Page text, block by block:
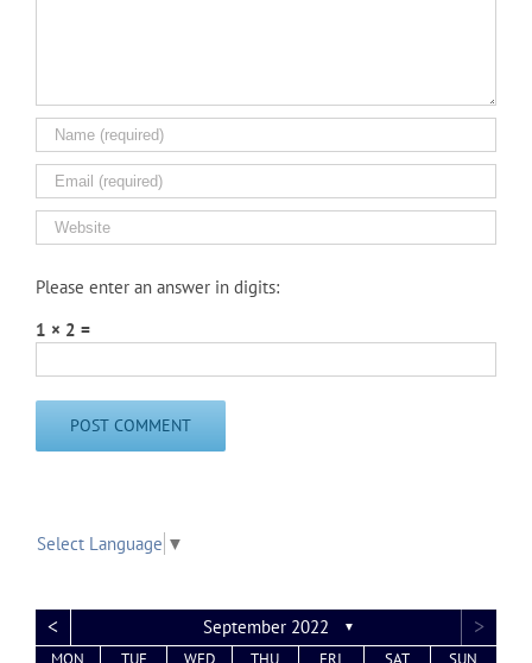
Please enter an answer in digits:
1 × 2 =
Select Language ▼
< September 2022 ▼ >
MON TUE WED THU FRI SAT SUN